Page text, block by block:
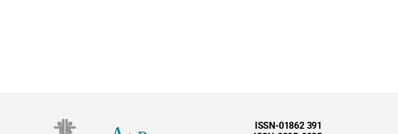
ISSN-01862 391